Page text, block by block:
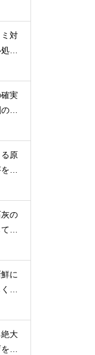
対
理
実
選
原
肥
の
生
に
食
大
劇